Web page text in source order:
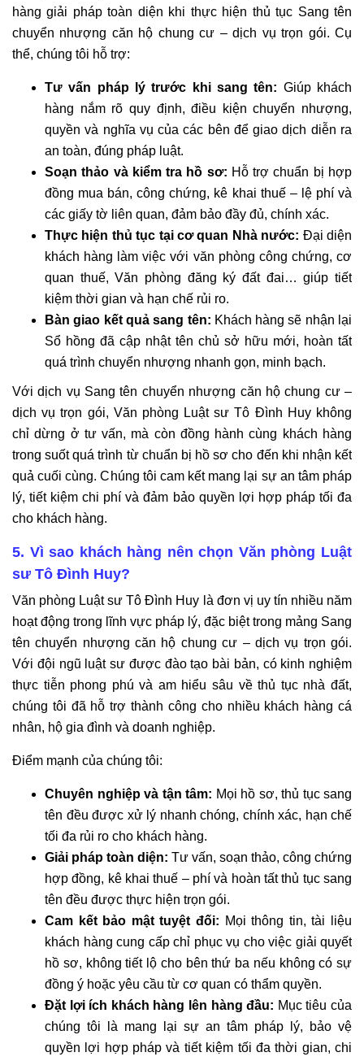
hàng giải pháp toàn diện khi thực hiện thủ tục Sang tên
chuyển nhượng căn hộ chung cư – dịch vụ trọn gói. Cụ
thể, chúng tôi hỗ trợ:
Tư vấn pháp lý trước khi sang tên: Giúp khách
hàng nắm rõ quy định, điều kiện chuyển nhượng,
quyền và nghĩa vụ của các bên để giao dịch diễn ra
an toàn, đúng pháp luật.
Soạn thảo và kiểm tra hồ sơ: Hỗ trợ chuẩn bị hợp
đồng mua bán, công chứng, kê khai thuế – lệ phí và
các giấy tờ liên quan, đảm bảo đầy đủ, chính xác.
Thực hiện thủ tục tại cơ quan Nhà nước: Đại diện
khách hàng làm việc với văn phòng công chứng, cơ
quan thuế, Văn phòng đăng ký đất đai… giúp tiết
kiệm thời gian và hạn chế rủi ro.
Bàn giao kết quả sang tên: Khách hàng sẽ nhận lại
Sổ hồng đã cập nhật tên chủ sở hữu mới, hoàn tất
quá trình chuyển nhượng nhanh gọn, minh bạch.
Với dịch vụ Sang tên chuyển nhượng căn hộ chung cư –
dịch vụ trọn gói, Văn phòng Luật sư Tô Đình Huy không
chỉ dừng ở tư vấn, mà còn đồng hành cùng khách hàng
trong suốt quá trình từ chuẩn bị hồ sơ cho đến khi nhận kết
quả cuối cùng. Chúng tôi cam kết mang lại sự an tâm pháp
lý, tiết kiệm chi phí và đảm bảo quyền lợi hợp pháp tối đa
cho khách hàng.
5. Vì sao khách hàng nên chọn Văn phòng Luật
sư Tô Đình Huy?
Văn phòng Luật sư Tô Đình Huy là đơn vị uy tín nhiều năm
hoạt động trong lĩnh vực pháp lý, đặc biệt trong mảng Sang
tên chuyển nhượng căn hộ chung cư – dịch vụ trọn gói.
Với đội ngũ luật sư được đào tạo bài bản, có kinh nghiệm
thực tiễn phong phú và am hiểu sâu về thủ tục nhà đất,
chúng tôi đã hỗ trợ thành công cho nhiều khách hàng cá
nhân, hộ gia đình và doanh nghiệp.
Điểm mạnh của chúng tôi:
Chuyên nghiệp và tận tâm: Mọi hồ sơ, thủ tục sang
tên đều được xử lý nhanh chóng, chính xác, hạn chế
tối đa rủi ro cho khách hàng.
Giải pháp toàn diện: Tư vấn, soạn thảo, công chứng
hợp đồng, kê khai thuế – phí và hoàn tất thủ tục sang
tên đều được thực hiện trọn gói.
Cam kết bảo mật tuyệt đối: Mọi thông tin, tài liệu
khách hàng cung cấp chỉ phục vụ cho việc giải quyết
hồ sơ, không tiết lộ cho bên thứ ba nếu không có sự
đồng ý hoặc yêu cầu từ cơ quan có thẩm quyền.
Đặt lợi ích khách hàng lên hàng đầu: Mục tiêu của
chúng tôi là mang lại sự an tâm pháp lý, bảo vệ
quyền lợi hợp pháp và tiết kiệm tối đa thời gian, chi